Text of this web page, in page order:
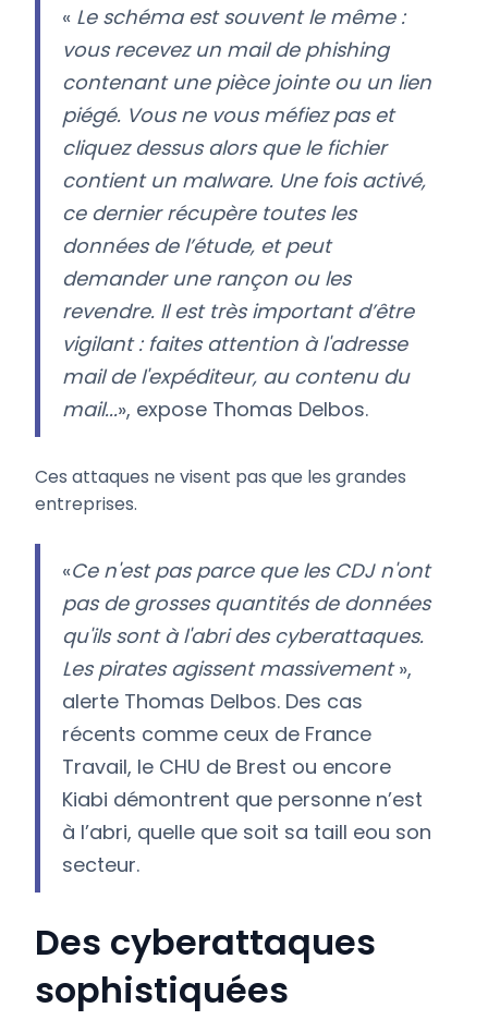
« Le schéma est souvent le même :
vous recevez un mail de phishing
contenant une pièce jointe ou un lien
piégé. Vous ne vous méfiez pas et
cliquez dessus alors que le fichier
contient un malware. Une fois activé,
ce dernier récupère toutes les
données de l’étude, et peut
demander une rançon ou les
revendre. Il est très important d’être
vigilant : faites attention à l'adresse
mail de l'expéditeur, au contenu du
mail...», expose Thomas Delbos.
Ces attaques ne visent pas que les grandes
entreprises.
«Ce n'est pas parce que les CDJ n'ont
pas de grosses quantités de données
qu'ils sont à l'abri des cyberattaques.
Les pirates agissent massivement»,
alerte Thomas Delbos. Des cas
récents comme ceux de France
Travail, le CHU de Brest ou encore
Kiabi démontrent que personne n’est
à l’abri, quelle que soit sa taill eou son
secteur.
Des cyberattaques
sophistiquées